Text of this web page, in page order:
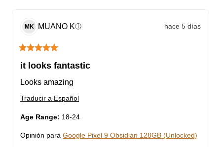
MK MUANO Kⓘ hace 5 días
it looks fantastic
Looks amazing
Traducir a Español
Age Range: 18-24
Opinión para Google Pixel 9 Obsidian 128GB (Unlocked)